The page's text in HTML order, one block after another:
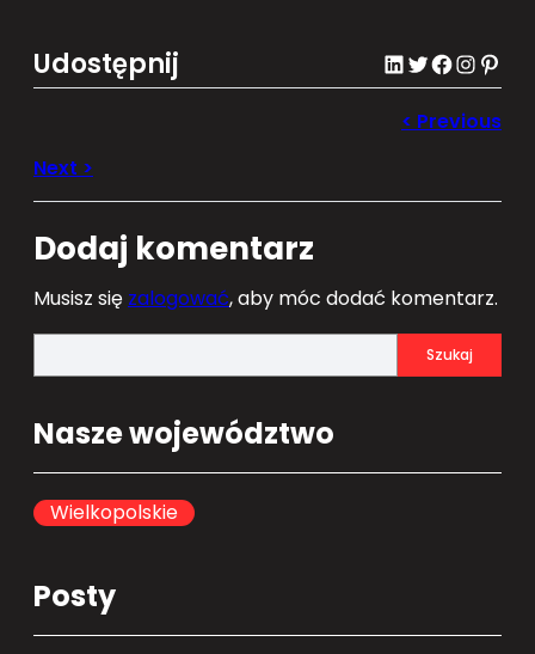
Udostępnij LinkedIn Twitter Facebook Instagram Pinterest
Dodaj komentarz
Musisz się zalogować, aby móc dodać komentarz.
e
r
c
h
Szukaj
Nasze województwo
Wielkopolskie
Posty